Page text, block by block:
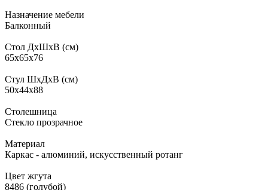
Назначение мебели
Балконный
Стол ДхШхВ (см)
65х65х76
Стул ШхДхВ (см)
50х44х88
Столешница
Стекло прозрачное
Материал
Каркас - алюминий, искусственный ротанг
Цвет жгута
8486 (голубой)